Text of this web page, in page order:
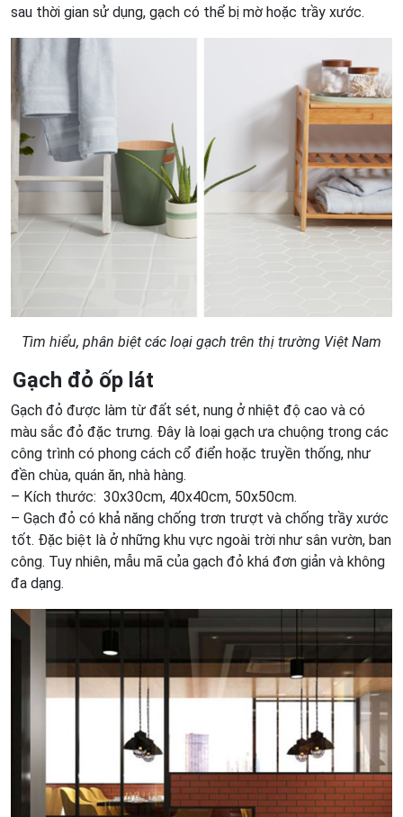
sau thời gian sử dụng, gạch có thể bị mờ hoặc trầy xước.
Tìm hiểu, phân biệt các loại gạch trên thị trường Việt Nam
Gạch đỏ ốp lát
Gạch đỏ được làm từ đất sét, nung ở nhiệt độ cao và có
màu sắc đỏ đặc trưng. Đây là loại gạch ưa chuộng trong các
công trình có phong cách cổ điển hoặc truyền thống, như
đền chùa, quán ăn, nhà hàng.
– Kích thước: 30x30cm, 40x40cm, 50x50cm.
– Gạch đỏ có khả năng chống trơn trượt và chống trầy xước
tốt. Đặc biệt là ở những khu vực ngoài trời như sân vườn, ban
công. Tuy nhiên, mẫu mã của gạch đỏ khá đơn giản và không
đa dạng.